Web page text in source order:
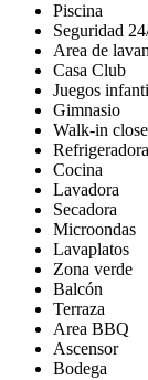
Piscina
Seguridad
Area de
Casa Club
Juegos
Gimnasio
Walk-in
Refrigeradora
Cocina
Lavadora
Secadora
Microondas
Lavaplatos
Zona verde
Balcón
Terraza
Area BBQ
Ascensor
Bodega